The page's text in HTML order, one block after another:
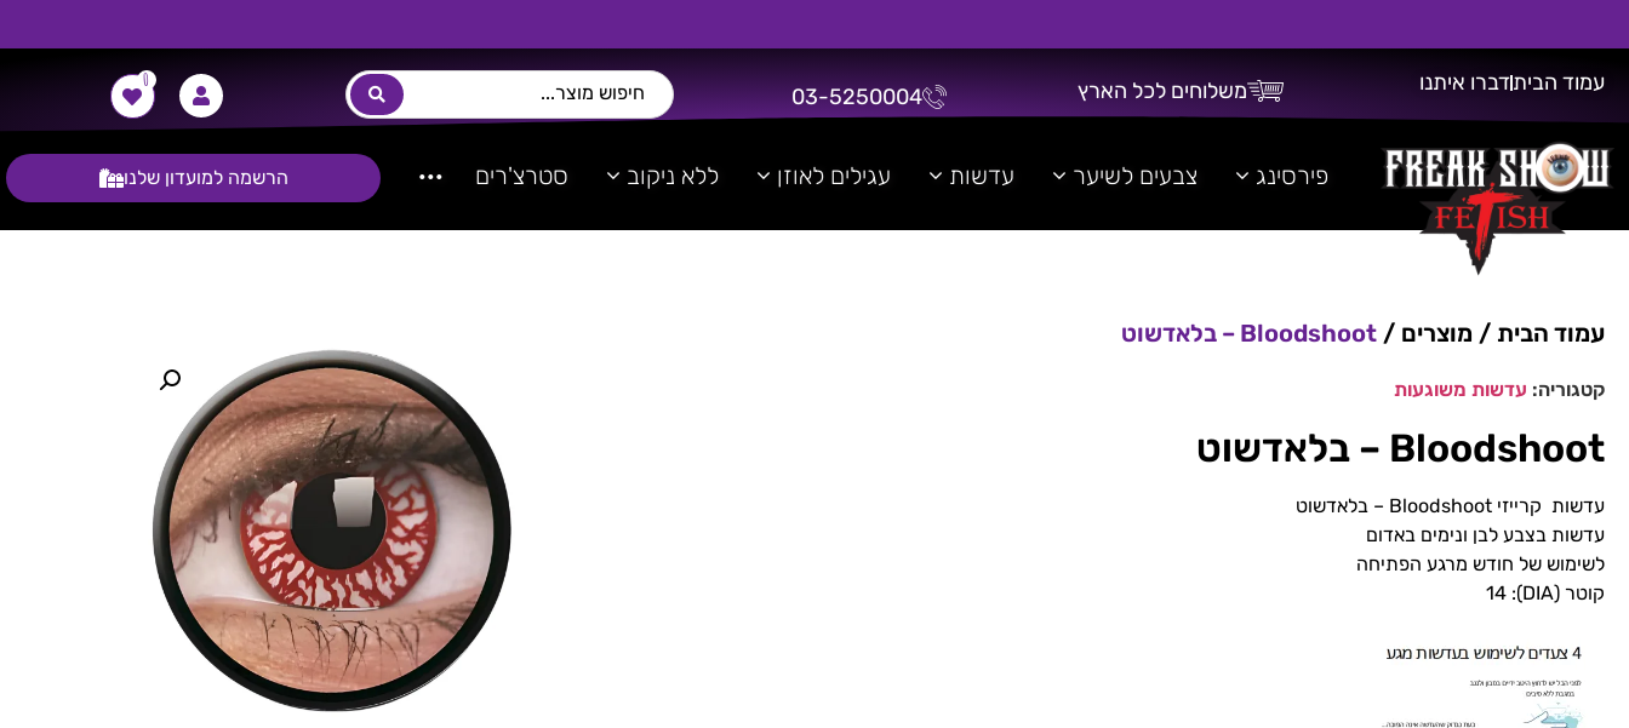
משלוח חינם על כל רכישה מעל 300 ש"ח!
עמוד הביתדברו איתנו משלוחים לכל הארץ 03-5250004
0
פירסינג צבעים לשיער עדשות עגילים לאוזן ללא ניקוב סטרצ'רים ··· הרשמה למועדון שלנו
עמוד הבית / מוצרים / Bloodshoot – בלאדשוט
קטגוריה: עדשות משוגעות
Bloodshoot – בלאדשוט
עדשות קרייזי Bloodshoot – בלאדשוט
עדשות בצבע לבן ונימים באדום
לשימוש של חודש מרגע הפתיחה
קוטר (DIA): 14